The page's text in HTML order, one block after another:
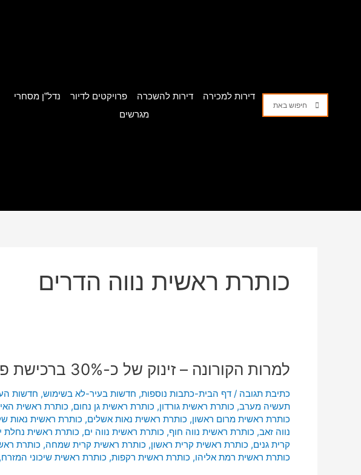
חיפוש דירות למכירה דירות להשכרה פרויקטים לדיור
נדל”ן מסחרי
מגרשים
כותרת ראשית נווה הדרים
למרות הקורונה – זינוק של כ-30% ברכישת פנטהאוזים בראשון-לציון
כתיבת תגובה / דף הבית-כתבות נוספות, חדשות בעיר-לא בשימוש, חדשות
תעשיה מערב, כותרת ראשית גורדון, כותרת ראשית גן נחום, כותרת ראשית
כותרת ראשית מרום ראשון, כותרת ראשית נאות אשלים, כותרת ראשית נאות
נווה זאב, כותרת ראשית נווה חוף, כותרת ראשית נווה ים, כותרת ראשית נחלת
קרית גנים, כותרת ראשית קרית ראשון, כותרת ראשית קרית שמחה, כותרת
כותרת ראשית רמת אליהו, כותרת ראשית רקפות, כותרת ראשית שיכוני המזרח,
הקורונה
זינוק
של
כ-30%
פנטהאוזים